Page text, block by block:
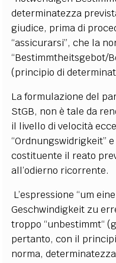
determinatezza
giudice, prima di
“assicurarsi”, che la
“Bestimmtheitsgebot/
(principio di
La formulazione del
StGB, non è tale da
il livello di velocità
“Ordnungswidrigkeit”
costituente il reato
all’odierno ricorrente.
L’espressione “um
Geschwindigkeit zu
troppo “unbestimmt“
pertanto, con il
norma,